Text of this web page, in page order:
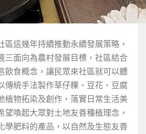
區這幾年持續推動永續發展策略，
三面向為農村發展目標，社區結合
飲食概念，讓民眾來社區就可以體
傳統手法製作草仔粿、豆花、豆腐
植物拓染及創作，落實日常生活美
望喚起大眾對土地友善種植理念，
學肥料的產品，以自然及生態友善